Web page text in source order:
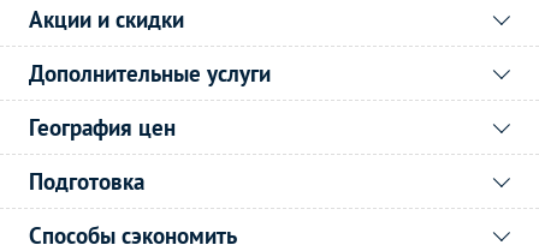
Акции и скидки
Дополнительные услуги
География цен
Подготовка
Способы сэкономить